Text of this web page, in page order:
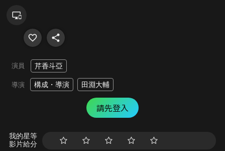
演員 芹香斗亞
導演 構成・導演 田淵大輔
請先登入
我的星等
影片給分